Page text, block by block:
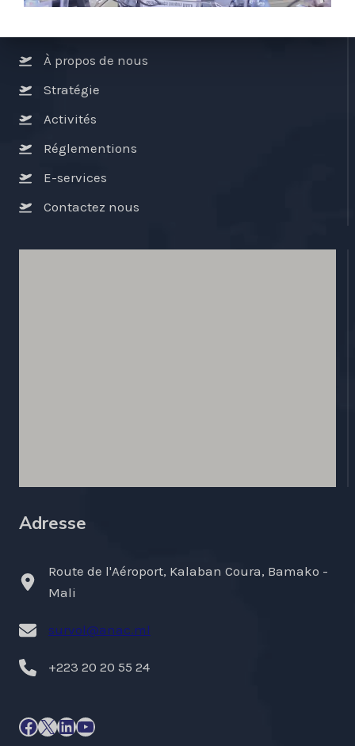
Liens utiles
À propos de nous
Stratégie
Activités
Réglementions
E-services
Contactez nous
Adresse
Route de l'Aéroport, Kalaban Coura, Bamako -
Mali
survol@anac.ml
+223 20 20 55 24
Facebook
X LinkedIn
YouTube